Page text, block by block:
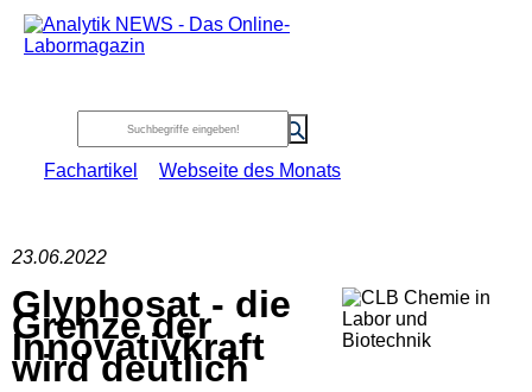
Fachartikel Webseite des Monats
23.06.2022
Glyphosat - die
Grenze der
Innovativkraft
wird deutlich